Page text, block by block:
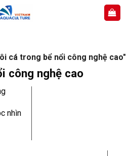
cá trong bể nổi công nghệ cao"
công nghệ cao
nhìn